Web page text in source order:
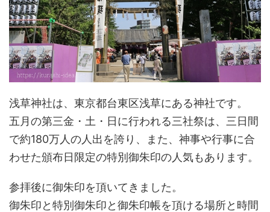
浅草神社は、東京都台東区浅草にある神社です。
五月の第三金・土・日に行われる三社祭は、三日間
で約180万人の人出を誇り、また、神事や行事に合
わせた頒布日限定の特別御朱印の人気もあります。
参拝後に御朱印を頂いてきました。
御朱印と特別御朱印と御朱印帳を頂ける場所と時間